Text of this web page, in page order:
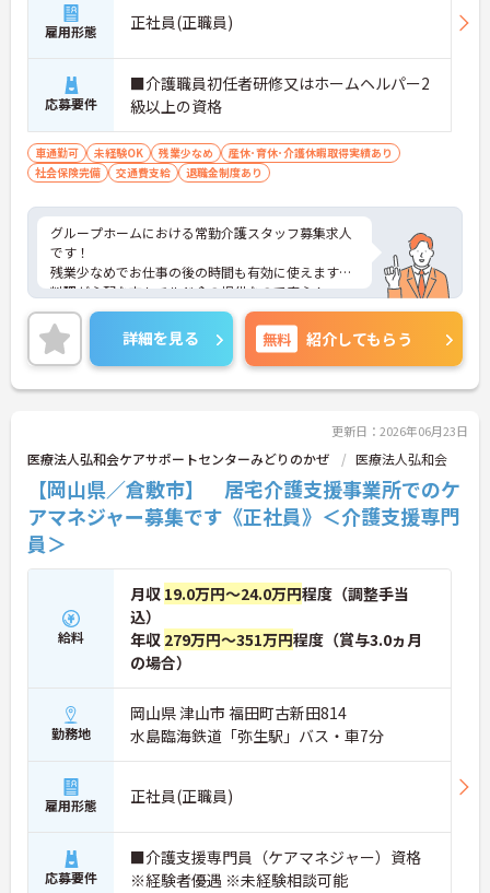
常時2～4名のスタッフで支援、国基準を上回る人員
配置や夜間複数名体制が敷かれているため、業務に
ご自身の理想とする福祉を実践できる環境が整って
います。
雇用形態 正社員(正職員)
応募要件
■介護職員初任者研修又はホームヘルパー2
級以上の資格
車通勤可 未経験OK 残業少なめ
産休･育休･介護休暇取得実績あり
社会保険完備
交通費支給 退職金制度あり
グループホームにおける常勤介護スタッフ募集求人
です！
残業少なめでお仕事の後の時間も有効に使えます！
料理が心配な方もチルド食の提供なので安心！
ご興味ある方には、面接のポイントなど、さらに詳
細をお話致しますのでお気軽にご相談ください。
詳細を見る 無料 紹介してもらう
更新日：2026年06月23日
医療法人弘和会ケアサポートセンターみどりのかぜ 医療法人弘和会
【岡山県／倉敷市】 居宅介護支援事業所でのケ
アマネジャー募集です《正社員》＜介護支援専門
員＞
給料
月収 19.0万円～24.0万円程度（調整手当
込）
年収 279万円～351万円程度（賞与3.0ヵ月
の場合）
勤務地
岡山県 津山市 福田町古新田814
水島臨海鉄道「弥生駅」バス・車7分
雇用形態 正社員(正職員)
応募要件
■介護支援専門員（ケアマネジャー）資格
※経験者優遇 ※未経験相談可能